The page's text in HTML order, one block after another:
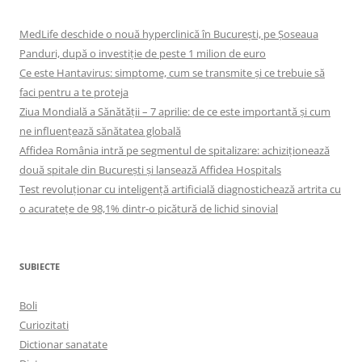
MedLife deschide o nouă hyperclinică în București, pe Șoseaua
Panduri, după o investiție de peste 1 milion de euro
Ce este Hantavirus: simptome, cum se transmite și ce trebuie să
faci pentru a te proteja
Ziua Mondială a Sănătății – 7 aprilie: de ce este importantă și cum
ne influențează sănătatea globală
Affidea România intră pe segmentul de spitalizare: achiziționează
două spitale din București și lansează Affidea Hospitals
Test revoluționar cu inteligență artificială diagnostichează artrita cu
o acuratețe de 98,1% dintr-o picătură de lichid sinovial
SUBIECTE
Boli
Curiozitati
Dictionar sanatate